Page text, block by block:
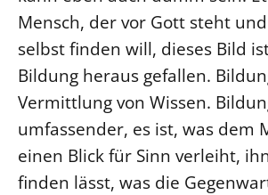
Mensch, der vor Gott steht
selbst finden will, dieses Bild
Bildung heraus gefallen.
Vermittlung von Wissen.
umfassender, es ist, was dem
einen Blick für Sinn verleiht,
finden lässt, was die
NKVK
Öffentlichkeitsarbeit
Personalausschuss
Projektmanagement
Recht
Terminstundenplaner